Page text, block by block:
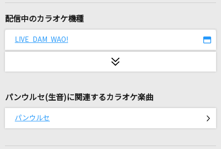
Stardom
[生音]ミュージック・アワー
プルメリア
奥井亜紀
配信中のカラオケ機種
LIVE DAM WAO!
パンウルセ(生音)に関連するカラオケ楽曲
パンウルセ